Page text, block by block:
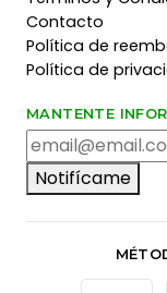
Contacto
Política de
Política de
MANTENTE
Notifícame